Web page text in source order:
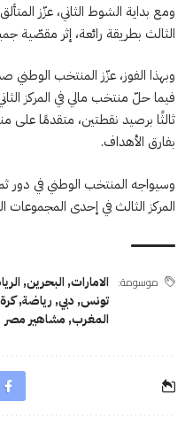
ومع بداية الشوط الثاني، عزّز
الثالث بطريقة رائعة، إثر مقصّية
ثالثًا برصيد نقطتين، متقدمًا على
بفارق الأهداف.
وسيواجه المنتخب الوطني في دور
المركز الثالث في إحدى المجموعات
موسومة: الامارات,البحرين,
تونس, دبي, رياضة,
المغرب, مشاهير مصر